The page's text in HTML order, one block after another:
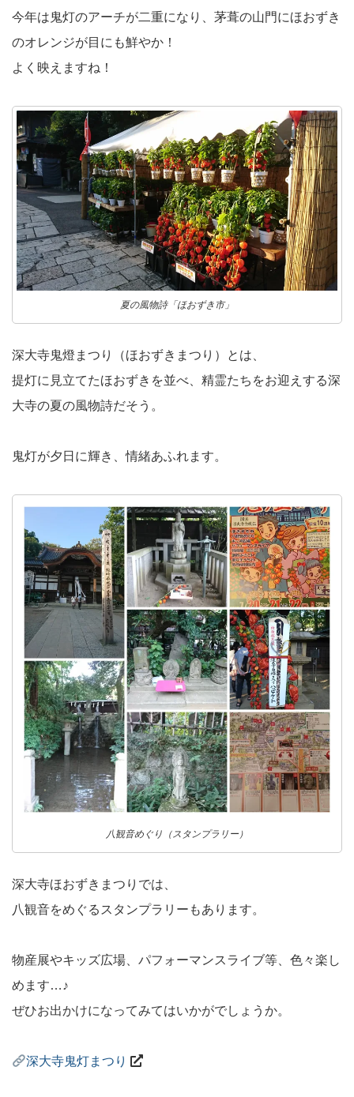
今年は鬼灯のアーチが二重になり、茅葺の山門にほおずき
のオレンジが目にも鮮やか！
よく映えますね！
夏の風物詩「ほおずき市」
深大寺鬼燈まつり（ほおずきまつり）とは、
提灯に見立てたほおずきを並べ、精霊たちをお迎えする深
大寺の夏の風物詩だそう。
鬼灯が夕日に輝き、情緒あふれます。
八観音めぐり（スタンプラリー）
深大寺ほおずきまつりでは、
八観音をめぐるスタンプラリーもあります。
物産展やキッズ広場、パフォーマンスライブ等、色々楽し
めます…♪
ぜひお出かけになってみてはいかがでしょうか。
深大寺鬼灯まつり